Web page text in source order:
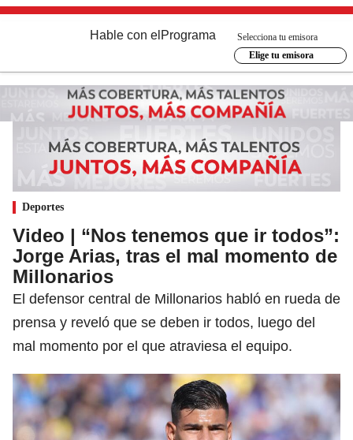
Hable con el Programa
Selecciona tu emisora
Elige tu emisora
Deportes
Video | “Nos tenemos que ir todos”:
Jorge Arias, tras el mal momento de
Millonarios
El defensor central de Millonarios habló en rueda de
prensa y reveló que se deben ir todos, luego del
mal momento por el que atraviesa el equipo.